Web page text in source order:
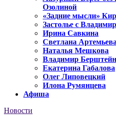
Озолиной
«Задние мысли»
Застолье с
Ирина Савкина
Светлана
Наталья Мешкова
Владимир Берштейн
Екатерина Габалова
Олег Липовецкий
Илона Румянцева
Афиша
Новости